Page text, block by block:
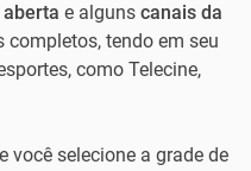
e alguns canais da
completos, tendo em seu
como Telecine,
você selecione a grade de